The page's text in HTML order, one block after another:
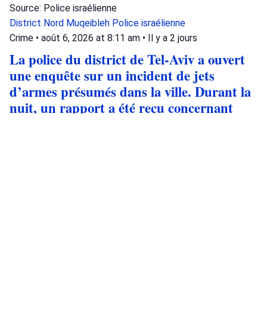
Source: Police israélienne
District Nord Muqeibleh Police israélienne
Crime • août 6, 2026 at 8:11 am • Il y a 2 jours
La police du district de Tel-Aviv a ouvert
une enquête sur un incident de jets
d’armes présumés dans la ville. Durant la
nuit, un rapport a été reçu concernant